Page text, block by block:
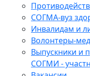
СОГМА-вуз
Инвалидам и
Волонтеры-
Выпускники и
СОГМИ -